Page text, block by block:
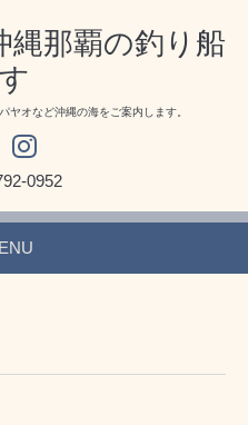
縄那覇の釣り船
ヤオなど沖縄の海をご案内します。
0952